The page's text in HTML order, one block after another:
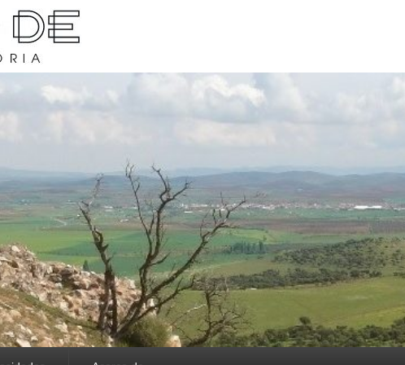
y su historia